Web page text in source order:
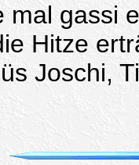
mal gassi
Hitze
Joschi,